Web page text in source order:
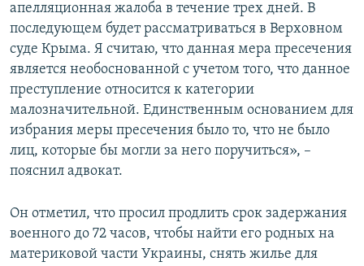
апелляционная жалоба в течение трех дней. В
последующем будет рассматриваться в Верховном
суде Крыма. Я считаю, что данная мера пресечения
является необоснованной с учетом того, что данное
преступление относится к категории
малозначительной. Единственным основанием для
избрания меры пресечения было то, что не было
лиц, которые бы могли за него поручиться», –
пояснил адвокат.
Он отметил, что просил продлить срок задержания
военного до 72 часов, чтобы найти его родных на
материковой части Украины, снять жилье для